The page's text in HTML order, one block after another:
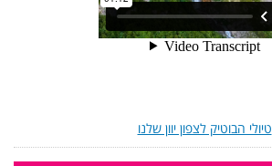
טיולי הבוטיק לצפון יוון שלנו